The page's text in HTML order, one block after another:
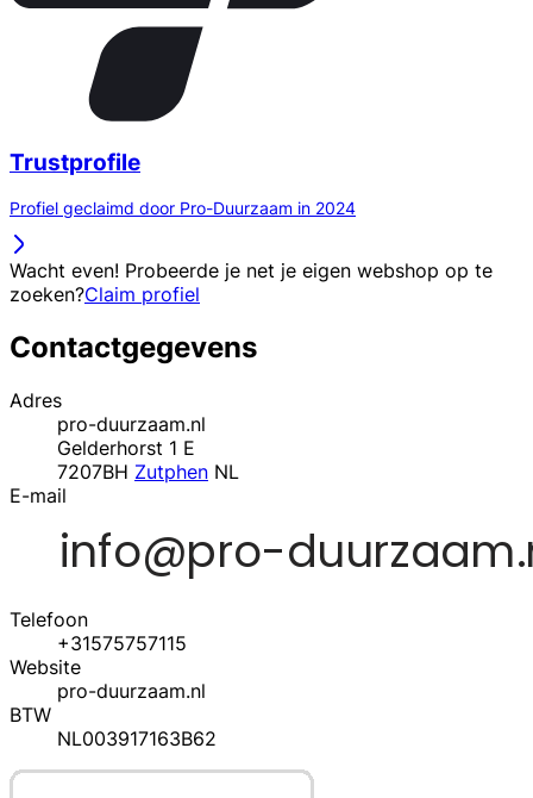
Trustprofile
Profiel geclaimd door Pro-Duurzaam in 2024
Wacht even! Probeerde je net je eigen webshop op te
zoeken?Claim profiel
Contactgegevens
Adres
pro-duurzaam.nl
Gelderhorst 1 E
7207BH Zutphen NL
E-mail
Telefoon
+31575757115
Website
pro-duurzaam.nl
BTW
NL003917163B62